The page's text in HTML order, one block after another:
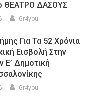
ΘΕΑΤΡΟ ΔΑΣΟΥΣ
Gr4you
Για Τα 52 Χρόνια
Εισβολή Στην
Ε’ Δημοτική
Gr4you